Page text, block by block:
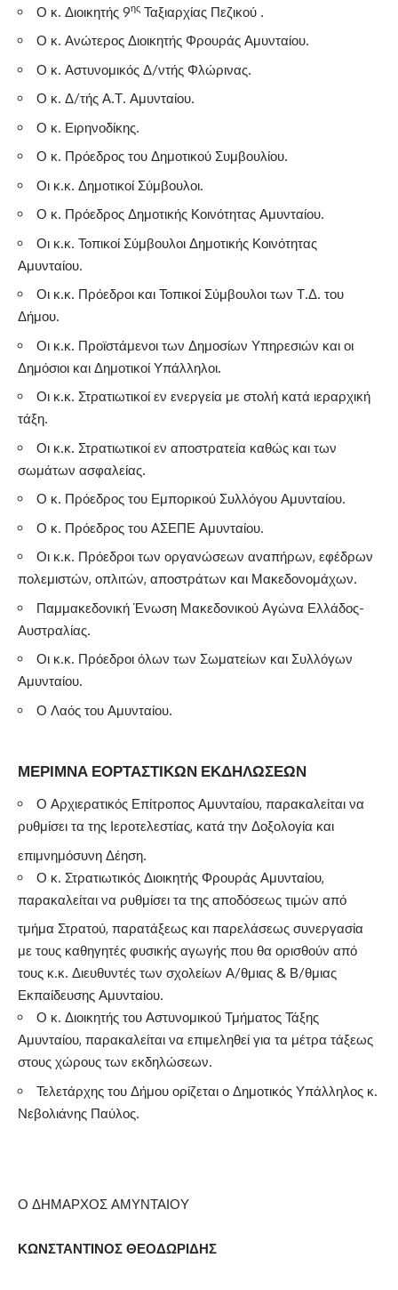
Ο κ. Διοικητής 9ης Ταξιαρχίας Πεζικού .
Ο κ. Ανώτερος Διοικητής Φρουράς Αμυνταίου.
Ο κ. Αστυνομικός Δ/ντής Φλώρινας.
Ο κ. Δ/τής Α.Τ. Αμυνταίου.
Ο κ. Ειρηνοδίκης.
Ο κ. Πρόεδρος του Δημοτικού Συμβουλίου.
Οι κ.κ. Δημοτικοί Σύμβουλοι.
Ο κ. Πρόεδρος Δημοτικής Κοινότητας Αμυνταίου.
Οι κ.κ. Τοπικοί Σύμβουλοι Δημοτικής Κοινότητας
Αμυνταίου.
Οι κ.κ. Πρόεδροι και Τοπικοί Σύμβουλοι των Τ.Δ. του
Δήμου.
Οι κ.κ. Προϊστάμενοι των Δημοσίων Υπηρεσιών και οι
Δημόσιοι και Δημοτικοί Υπάλληλοι.
Οι κ.κ. Στρατιωτικοί εν ενεργεία με στολή κατά ιεραρχική
τάξη.
Οι κ.κ. Στρατιωτικοί εν αποστρατεία καθώς και των
σωμάτων ασφαλείας.
Ο κ. Πρόεδρος του Εμπορικού Συλλόγου Αμυνταίου.
Ο κ. Πρόεδρος του ΑΣΕΠΕ Αμυνταίου.
Οι κ.κ. Πρόεδροι των οργανώσεων αναπήρων, εφέδρων
πολεμιστών, οπλιτών, αποστράτων και Μακεδονομάχων.
Παμμακεδονική Ένωση Μακεδονικού Αγώνα Ελλάδος-
Αυστραλίας.
Οι κ.κ. Πρόεδροι όλων των Σωματείων και Συλλόγων
Αμυνταίου.
Ο Λαός του Αμυνταίου.
ΜΕΡΙΜΝΑ ΕΟΡΤΑΣΤΙΚΩΝ ΕΚΔΗΛΩΣΕΩΝ
Ο Αρχιερατικός Επίτροπος Αμυνταίου, παρακαλείται να
ρυθμίσει τα της Ιεροτελεστίας, κατά την Δοξολογία και
επιμνημόσυνη Δέηση.
Ο κ. Στρατιωτικός Διοικητής Φρουράς Αμυνταίου,
παρακαλείται να ρυθμίσει τα της αποδόσεως τιμών από
τμήμα Στρατού, παρατάξεως και παρελάσεως συνεργασία
με τους καθηγητές φυσικής αγωγής που θα ορισθούν από
τους κ.κ. Διευθυντές των σχολείων Α/θμιας & Β/θμιας
Εκπαίδευσης Αμυνταίου.
Ο κ. Διοικητής του Αστυνομικού Τμήματος Τάξης
Αμυνταίου, παρακαλείται να επιμεληθεί για τα μέτρα τάξεως
στους χώρους των εκδηλώσεων.
Τελετάρχης του Δήμου ορίζεται ο Δημοτικός Υπάλληλος κ.
Νεβολιάνης Παύλος.
Ο ΔΗΜΑΡΧΟΣ ΑΜΥΝΤΑΙΟΥ
ΚΩΝΣΤΑΝΤΙΝΟΣ ΘΕΟΔΩΡΙΔΗΣ